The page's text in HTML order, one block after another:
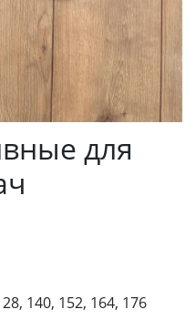
для
140, 152, 164, 176